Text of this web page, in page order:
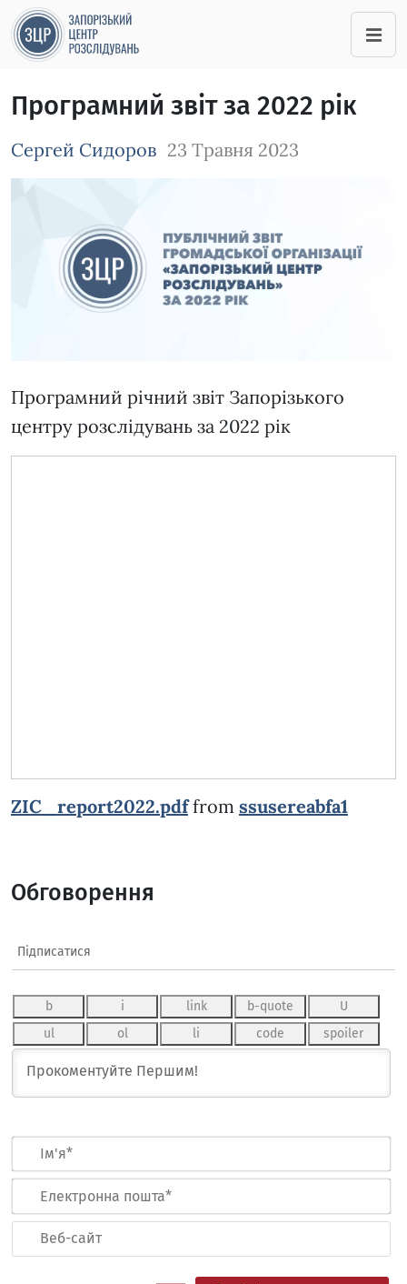
Програмний звіт за 2022 рік
Сергей Сидоров 23 Травня 2023
Програмний річний звіт Запорізького
центру розслідувань за 2022 рік
ZIC_report2022.pdf from ssusereabfa1
Обговорення
Підписатися